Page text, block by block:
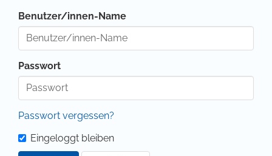
Benutzer/innen-Name
Passwort
Passwort vergessen?
Eingeloggt bleiben